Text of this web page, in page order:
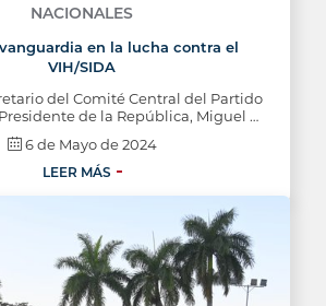
NACIONALES
en la lucha contra el
VIH/SIDA
del Comité Central del Partido
de la República, Miguel …
6 de Mayo de 2024
LEER MÁS